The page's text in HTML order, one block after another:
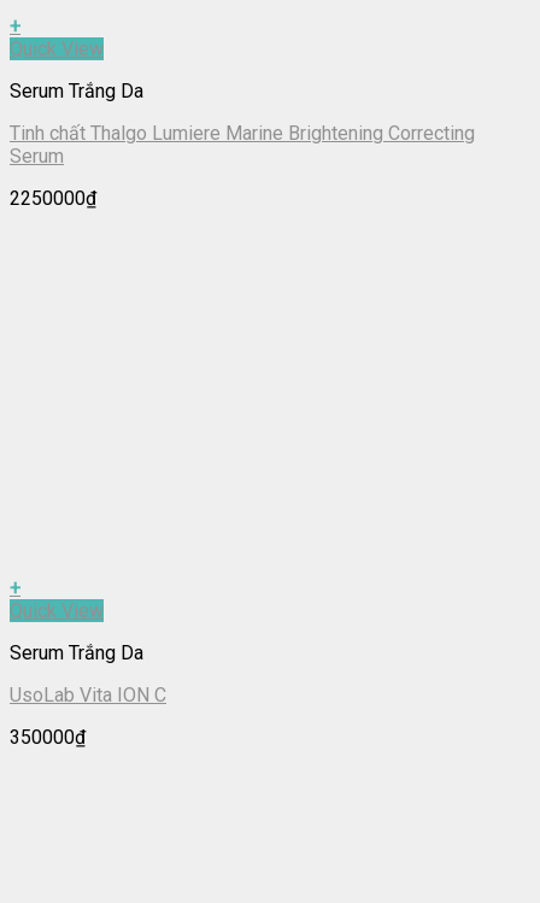
+
Quick View
Serum Trắng Da
Tinh chất Thalgo Lumiere Marine Brightening Correcting
Serum
2250000₫
+
Quick View
Serum Trắng Da
UsoLab Vita ION C
350000₫